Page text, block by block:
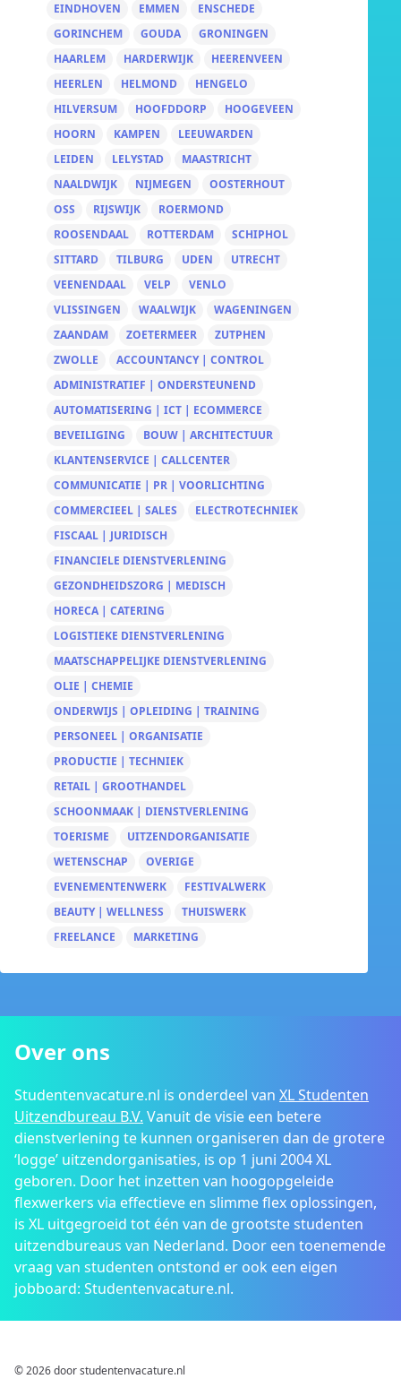
EINDHOVEN
EMMEN
ENSCHEDE
GORINCHEM
GOUDA
GRONINGEN
HAARLEM
HARDERWIJK
HEERENVEEN
HEERLEN
HELMOND
HENGELO
HILVERSUM
HOOFDDORP
HOOGEVEEN
HOORN
KAMPEN
LEEUWARDEN
LEIDEN
LELYSTAD
MAASTRICHT
NAALDWIJK
NIJMEGEN
OOSTERHOUT
OSS
RIJSWIJK
ROERMOND
ROOSENDAAL
ROTTERDAM
SCHIPHOL
SITTARD
TILBURG UDEN
UTRECHT
VEENENDAAL
VELP
VENLO
VLISSINGEN
WAALWIJK
WAGENINGEN
ZAANDAM
ZOETERMEER
ZUTPHEN
ZWOLLE
ACCOUNTANCY | CONTROL
ADMINISTRATIEF | ONDERSTEUNEND
AUTOMATISERING | ICT | ECOMMERCE
BEVEILIGING
BOUW | ARCHITECTUUR
KLANTENSERVICE | CALLCENTER
COMMUNICATIE | PR | VOORLICHTING
COMMERCIEEL | SALES
ELECTROTECHNIEK
FISCAAL | JURIDISCH
FINANCIELE DIENSTVERLENING
GEZONDHEIDSZORG | MEDISCH
HORECA | CATERING
LOGISTIEKE DIENSTVERLENING
MAATSCHAPPELIJKE DIENSTVERLENING
OLIE | CHEMIE
ONDERWIJS | OPLEIDING | TRAINING
PERSONEEL | ORGANISATIE
PRODUCTIE | TECHNIEK
RETAIL | GROOTHANDEL
SCHOONMAAK | DIENSTVERLENING
TOERISME
UITZENDORGANISATIE
WETENSCHAP
OVERIGE
EVENEMENTENWERK
FESTIVALWERK
BEAUTY | WELLNESS
THUISWERK
FREELANCE
MARKETING
Over ons
Studentenvacature.nl is onderdeel van XL Studenten
Uitzendbureau B.V. Vanuit de visie een betere
dienstverlening te kunnen organiseren dan de grotere
‘logge’ uitzendorganisaties, is op 1 juni 2004 XL
geboren. Door het inzetten van hoogopgeleide
flexwerkers via effectieve en slimme flex oplossingen,
is XL uitgegroeid tot één van de grootste studenten
uitzendbureaus van Nederland. Door een toenemende
vraag van studenten ontstond er ook een eigen
jobboard: Studentenvacature.nl.
© 2026 door studentenvacature.nl